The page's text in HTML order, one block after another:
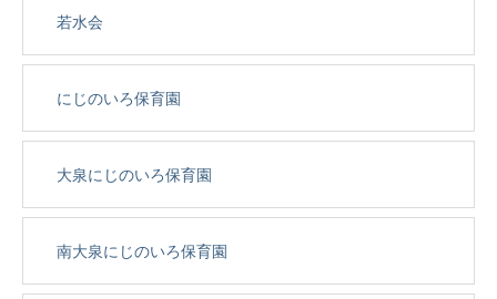
若水会
にじのいろ保育園
大泉にじのいろ保育園
南大泉にじのいろ保育園